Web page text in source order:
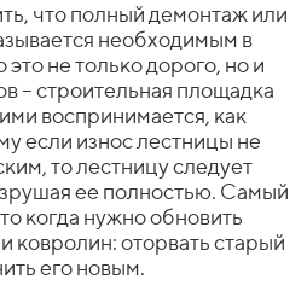
что полный демонтаж или
необходимым в
не только дорого, но и
– строительная площадка
воспринимается, как
если износ лестницы не
то лестницу следует
ее полностью. Самый
когда нужно обновить
ковролин: оторвать старый
его новым.